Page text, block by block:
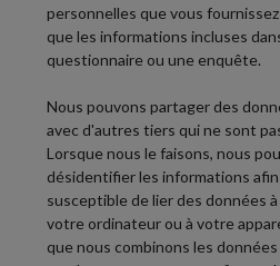
personnelles que vous
que les informations incluses
questionnaire ou une enquête.
Nous pouvons partager des
avec d'autres tiers qui ne sont
Lorsque nous le faisons, nous
désidentifier les informations
susceptible de lier des données
votre ordinateur ou à votre
que nous combinons les